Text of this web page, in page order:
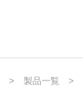
自転車
ニュース
製品一覧